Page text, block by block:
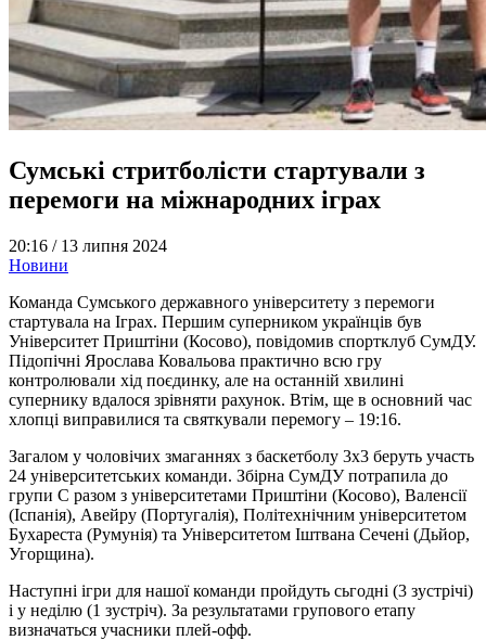
Сумські стритболісти стартували з
перемоги на міжнародних іграх
20:16 / 13 липня 2024
Новини
Команда Сумського державного університету з перемоги
стартувала на Іграх. Першим суперником українців був
Університет Приштіни (Косово), повідомив спортклуб СумДУ.
Підопічні Ярослава Ковальова практично всю гру
контролювали хід поєдинку, але на останній хвилині
супернику вдалося зрівняти рахунок. Втім, ще в основний час
хлопці виправилися та святкували перемогу – 19:16.
Загалом у чоловічих змаганнях з баскетболу 3х3 беруть участь
24 університетських команди. Збірна СумДУ потрапила до
групи C разом з університетами Приштіни (Косово), Валенсії
(Іспанія), Авейру (Португалія), Політехнічним університетом
Бухареста (Румунія) та Університетом Іштвана Сечені (Дьйор,
Угорщина).
Наступні ігри для нашої команди пройдуть сьгодні (3 зустрічі)
і у неділю (1 зустріч). За результатами групового етапу
визначаться учасники плей-офф.